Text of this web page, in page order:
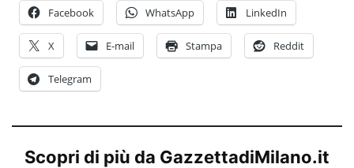
Facebook WhatsApp LinkedIn
X E-mail Stampa Reddit
Telegram
Scopri di più da GazzettadiMilano.it